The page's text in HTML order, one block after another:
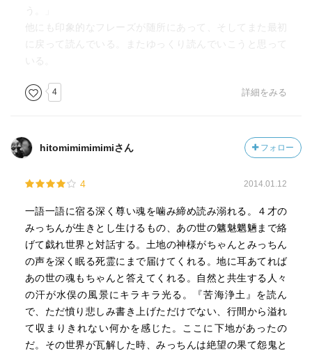
村では通常と違う人間には敬称が付けられる。神経殿、癩
病殿、鼻欠け殿（淋病患者） 、そういう者たちは神様に近
いとされている。
んと不思議なものか。道には生き物の証が、ついさっきま
だろうか。
山には山の幸、海には海の幸があり、それを分けてもらっ
て生きている。まさに生活が歳時記そのものなのに、なぜ
るようにならなければならないのだろう。
四歳のみっちゃんは「家を出ていんばいになります」と、
町の大通りを一人花魁道中で練り歩く。その後はサーカス
を始める。村の人は 「魂のおかしな娘」という。気の触れ
た祖母おもかさまは「魂の深か子」という。みっちゃんは
その感性で世界を見ようとしていた、この世あらわす言葉
を探していたのだ。
う。」
他にも印象的なフレーズが随所にあって、そしてまた最初
に戻って読んでいる。またゆっくり読んでいこうと思って
いる。
4 詳細をみる
hitomimimimimiさん フォロー
4 2014.01.12
一語一語に宿る深く尊い魂を噛み締め読み溺れる。４才の
みっちんが生きとし生けるもの、あの世の魑魅魍魎まで絡
げて戯れ世界と対話する。土地の神様がちゃんとみっちん
の声を深く眠る死霊にまで届けてくれる。地に耳あてれば
あの世の魂もちゃんと答えてくれる。自然と共生する人々
の汗が水俣の風景にキラキラ光る。『苦海浄土』を読ん
で、ただ憤り悲しみ書き上げただけでない、行間から溢れ
て収まりきれない何かを感じた。ここに下地があったの
だ。その世界が瓦解した時、みっちんは絶望の果て怨鬼と